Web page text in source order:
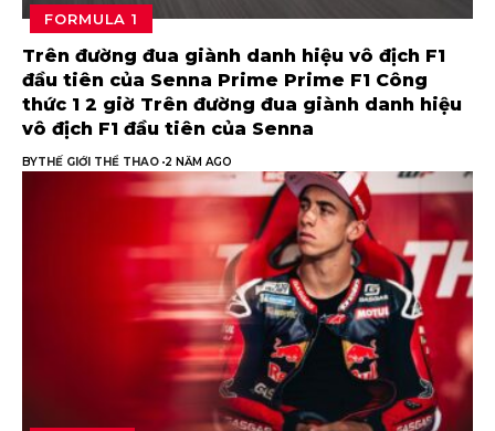
FORMULA 1
Trên đường đua giành danh hiệu vô địch F1
đầu tiên của Senna Prime Prime F1 Công
thức 1 2 giờ Trên đường đua giành danh hiệu
vô địch F1 đầu tiên của Senna
BYTHẾ GIỚI THỂ THAO 2 NĂM AGO